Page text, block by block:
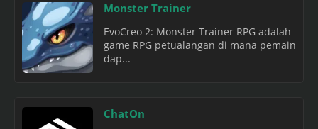
Monster Trainer
EvoCreo 2: Monster Trainer RPG adalah
game RPG petualangan di mana pemain
dap...
ChatOn